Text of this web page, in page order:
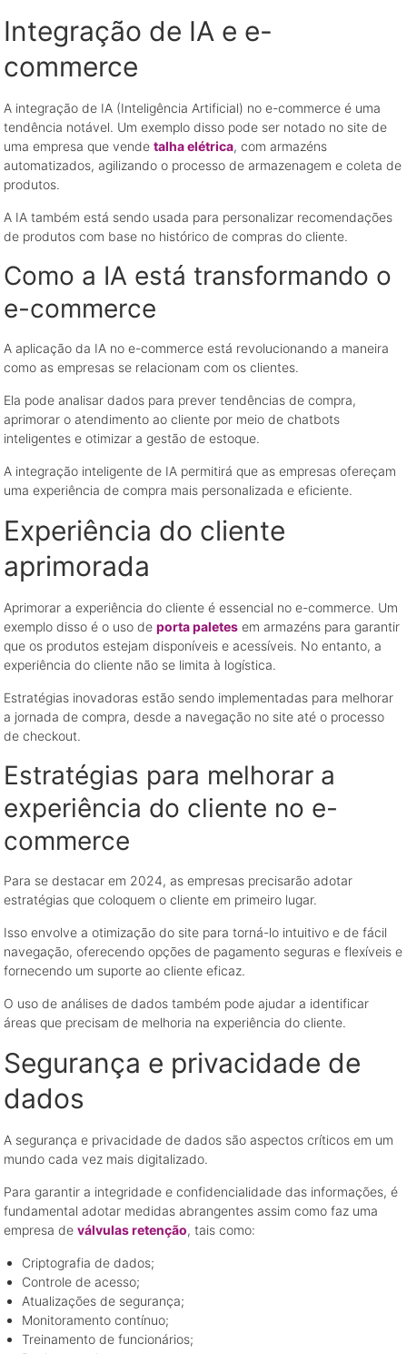
Integração de IA e e-
commerce
A integração de IA (Inteligência Artificial) no e-commerce é uma
tendência notável. Um exemplo disso pode ser notado no site de
uma empresa que vendetalha elétrica, com armazéns
automatizados, agilizando o processo de armazenagem e coleta de
produtos.
A IA também está sendo usada para personalizar recomendações
de produtos com base no histórico de compras do cliente.
Como a IA está transformando o
e-commerce
A aplicação da IA no e-commerce está revolucionando a maneira
como as empresas se relacionam com os clientes.
Ela pode analisar dados para prever tendências de compra,
aprimorar o atendimento ao cliente por meio de chatbots
inteligentes e otimizar a gestão de estoque.
A integração inteligente de IA permitirá que as empresas ofereçam
uma experiência de compra mais personalizada e eficiente.
Experiência do cliente
aprimorada
Aprimorar a experiência do cliente é essencial no e-commerce. Um
exemplo disso é o uso deporta paletes em armazéns para garantir
que os produtos estejam disponíveis e acessíveis. No entanto, a
experiência do cliente não se limita à logística.
Estratégias inovadoras estão sendo implementadas para melhorar
a jornada de compra, desde a navegação no site até o processo
de checkout.
Estratégias para melhorar a
experiência do cliente no e-
commerce
Para se destacar em 2024, as empresas precisarão adotar
estratégias que coloquem o cliente em primeiro lugar.
Isso envolve a otimização do site para torná-lo intuitivo e de fácil
navegação, oferecendo opções de pagamento seguras e flexíveis e
fornecendo um suporte ao cliente eficaz.
O uso de análises de dados também pode ajudar a identificar
áreas que precisam de melhoria na experiência do cliente.
Segurança e privacidade de
dados
A segurança e privacidade de dados são aspectos críticos em um
mundo cada vez mais digitalizado.
Para garantir a integridade e confidencialidade das informações, é
fundamental adotar medidas abrangentes assim como faz uma
empresa deválvulas retenção, tais como:
Criptografia de dados;
Controle de acesso;
Atualizações de segurança;
Monitoramento contínuo;
Treinamento de funcionários;